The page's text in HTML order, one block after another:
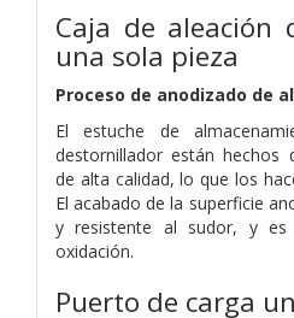
Caja de aleación
una sola pieza
Proceso de anodizado de
El estuche de
destornillador están hechos
de alta calidad, lo que los
El acabado de la superficie
y resistente al sudor, y
oxidación.
Puerto de carga